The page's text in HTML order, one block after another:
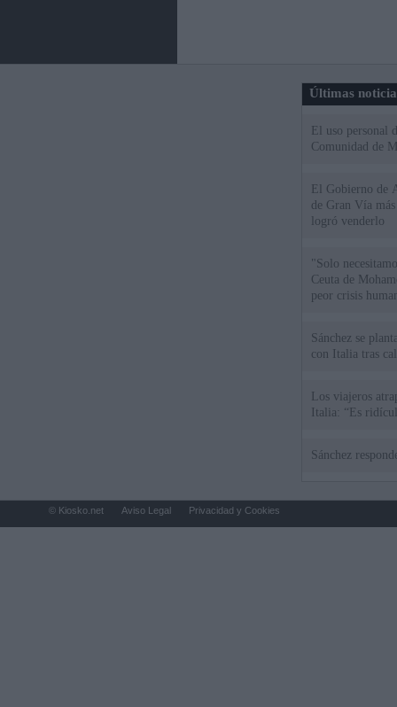
Últimas
El uso personal
Comunidad de
El Gobierno de
de Gran Vía
logró venderlo
"Solo
Ceuta de
peor crisis
Sánchez se
con Italia tras
Los viajeros
Italia: “Es
Sánchez
© Kiosko.net Aviso Legal Privacidad y Cookies